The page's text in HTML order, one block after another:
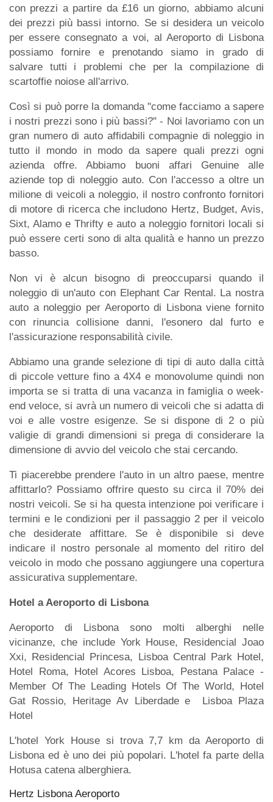
con prezzi a partire da £16 un giorno, abbiamo alcuni
dei prezzi più bassi intorno. Se si desidera un veicolo
per essere consegnato a voi, al Aeroporto di Lisbona
possiamo fornire e prenotando siamo in grado di
salvare tutti i problemi che per la compilazione di
scartoffie noiose all'arrivo.
Così si può porre la domanda "come facciamo a sapere
i nostri prezzi sono i più bassi?" - Noi lavoriamo con un
gran numero di auto affidabili compagnie di noleggio in
tutto il mondo in modo da sapere quali prezzi ogni
azienda offre. Abbiamo buoni affari Genuine alle
aziende top di noleggio auto. Con l'accesso a oltre un
milione di veicoli a noleggio, il nostro confronto fornitori
di motore di ricerca che includono Hertz, Budget, Avis,
Sixt, Alamo e Thrifty e auto a noleggio fornitori locali si
può essere certi sono di alta qualità e hanno un prezzo
basso.
Non vi è alcun bisogno di preoccuparsi quando il
noleggio di un'auto con Elephant Car Rental. La nostra
auto a noleggio per Aeroporto di Lisbona viene fornito
con rinuncia collisione danni, l'esonero dal furto e
l'assicurazione responsabilità civile.
Abbiamo una grande selezione di tipi di auto dalla città
di piccole vetture fino a 4X4 e monovolume quindi non
importa se si tratta di una vacanza in famiglia o week-
end veloce, si avrà un numero di veicoli che si adatta di
voi e alle vostre esigenze. Se si dispone di 2 o più
valigie di grandi dimensioni si prega di considerare la
dimensione di avvio del veicolo che stai cercando.
Ti piacerebbe prendere l'auto in un altro paese, mentre
affittarlo? Possiamo offrire questo su circa il 70% dei
nostri veicoli. Se si ha questa intenzione poi verificare i
termini e le condizioni per il passaggio 2 per il veicolo
che desiderate affittare. Se è disponibile si deve
indicare il nostro personale al momento del ritiro del
veicolo in modo che possano aggiungere una copertura
assicurativa supplementare.
Hotel a Aeroporto di Lisbona
Aeroporto di Lisbona sono molti alberghi nelle
vicinanze, che include York House, Residencial Joao
Xxi, Residencial Princesa, Lisboa Central Park Hotel,
Hotel Roma, Hotel Acores Lisboa, Pestana Palace -
Member Of The Leading Hotels Of The World, Hotel
Gat Rossio, Heritage Av Liberdade e Lisboa Plaza
Hotel
L'hotel York House si trova 7,7 km da Aeroporto di
Lisbona ed è uno dei più popolari. L'hotel fa parte della
Hotusa catena alberghiera.
Hertz Lisbona Aeroporto